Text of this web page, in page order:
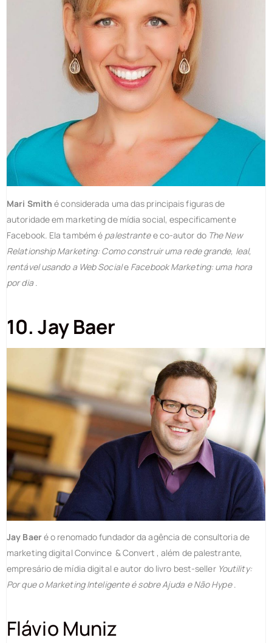
Mari Smith é considerada uma das principais figuras de
autoridade em marketing de mídia social, especificamente
Facebook. Ela também é palestrantee co-autor doThe New
Relationship Marketing: Como construir uma rede grande, leal,
rentável usando a Web Sociale Facebook Marketing: uma hora
por dia.
10. Jay Baer
Jay Baeré o renomado fundador da agência de consultoria de
marketing digital Convince & Convert , além de palestrante,
empresário de mídia digital e autor do livro best-sellerYoutility:
Por que o Marketing Inteligente é sobre Ajuda e Não Hype.
Flávio Muniz